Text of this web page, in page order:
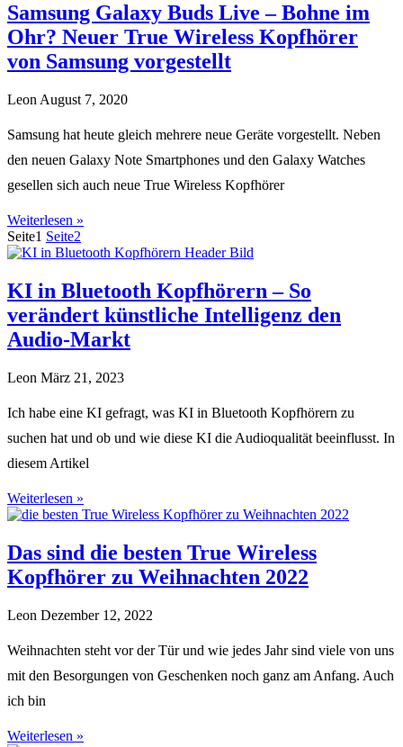
Samsung Galaxy Buds Live – Bohne im
Ohr? Neuer True Wireless Kopfhörer
von Samsung vorgestellt
Leon August 7, 2020
Samsung hat heute gleich mehrere neue Geräte vorgestellt. Neben
den neuen Galaxy Note Smartphones und den Galaxy Watches
gesellen sich auch neue True Wireless Kopfhörer
Weiterlesen »
Seite1 Seite2
KI in Bluetooth Kopfhörern – So
verändert künstliche Intelligenz den
Audio-Markt
Leon März 21, 2023
Ich habe eine KI gefragt, was KI in Bluetooth Kopfhörern zu
suchen hat und ob und wie diese KI die Audioqualität beeinflusst. In
diesem Artikel
Weiterlesen »
Das sind die besten True Wireless
Kopfhörer zu Weihnachten 2022
Leon Dezember 12, 2022
Weihnachten steht vor der Tür und wie jedes Jahr sind viele von uns
mit den Besorgungen von Geschenken noch ganz am Anfang. Auch
ich bin
Weiterlesen »